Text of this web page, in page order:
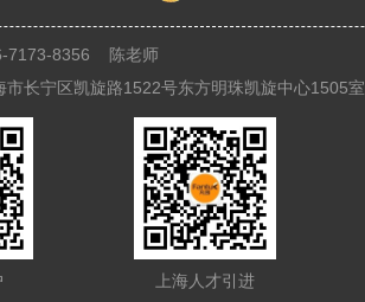
7173-8356 陈老师
市长宁区凯旋路1522号东方明珠凯旋中心1505室
上海人才引进